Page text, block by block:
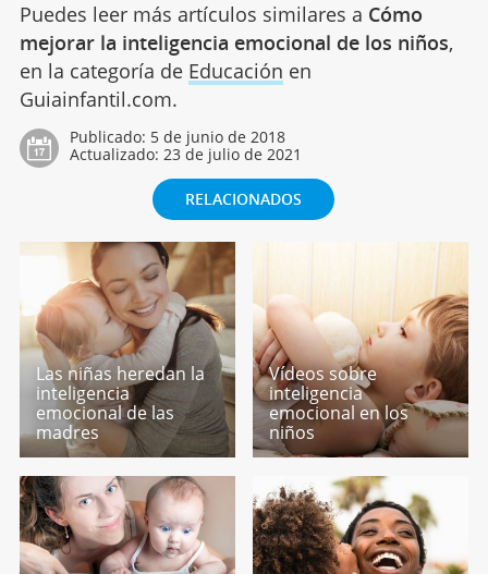
Puedes leer más artículos similares a Cómo
mejorar la inteligencia emocional de los niños,
en la categoría de Educación en
Guiainfantil.com.
Publicado: 5 de junio de 2018
Actualizado: 23 de julio de 2021
RELACIONADOS
Las niñas heredan la
inteligencia
emocional de las
madres
Vídeos sobre
inteligencia
emocional en los
niños